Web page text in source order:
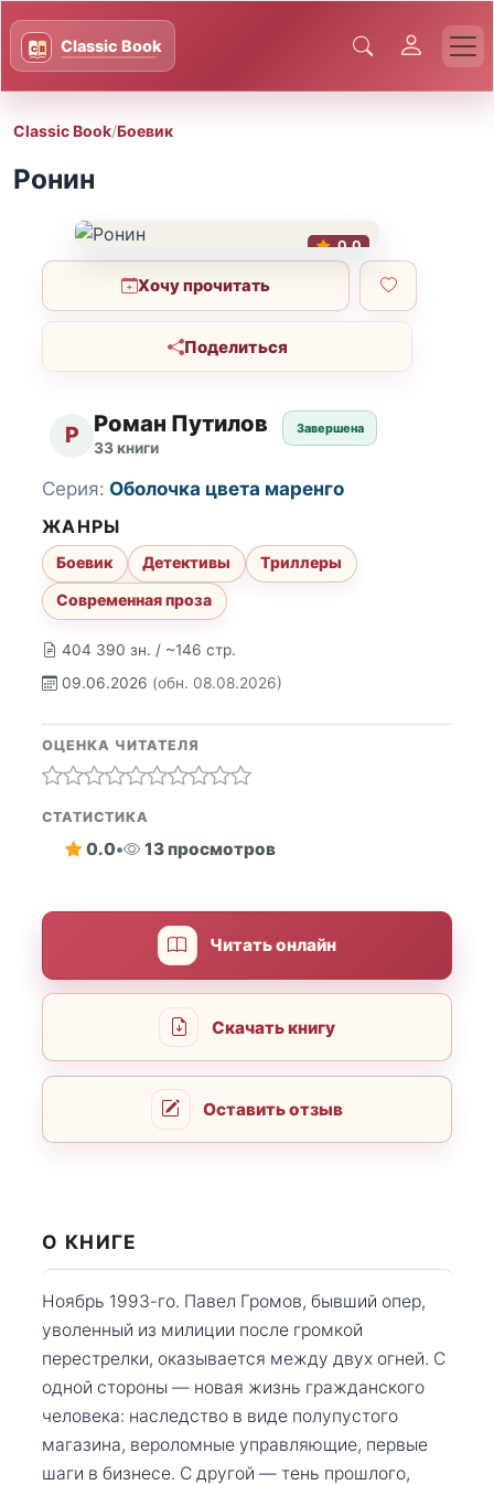
Classic Book/Боевик
Ронин
0.0
Хочу прочитать
Поделиться
Р Роман Путилов
33 книги
Завершена
404 390 зн. / ~146 стр.
09.06.2026 (обн. 08.08.2026)
Серия: Оболочка цвета маренго
ЖАНРЫ
Боевик Детективы
Триллеры
Современная проза
ОЦЕНКА ЧИТАТЕЛЯ
СТАТИСТИКА
0.0• 13 просмотров
Читать онлайн
Скачать книгу
Оставить отзыв
О КНИГЕ
Ноябрь 1993-го. Павел Громов, бывший опер,
уволенный из милиции после громкой
перестрелки, оказывается между двух огней. С
одной стороны — новая жизнь гражданского
человека: наследство в виде полупустого
магазина, вероломные управляющие, первые
шаги в бизнесе. С другой — тень прошлого,